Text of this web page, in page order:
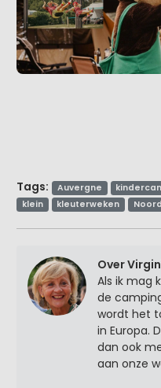
Tags: Auvergne
klein
kleuterweken
Over
Als ik mag
de
wordt het
in Europa.
dan ook
aan onze